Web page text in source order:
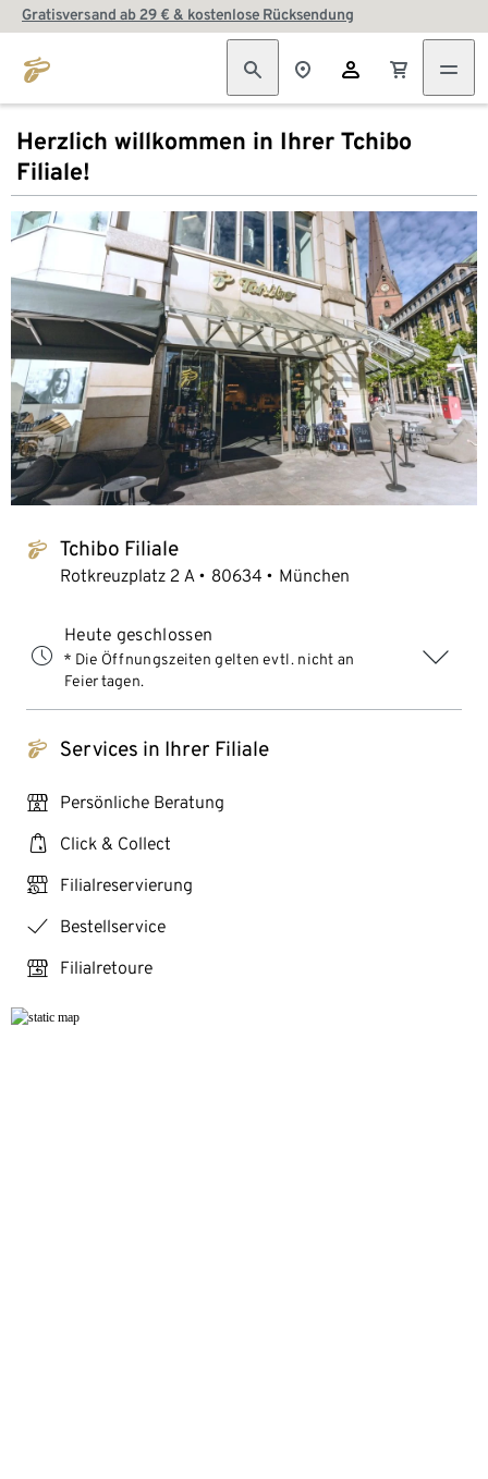
Gratisversand ab 29 € & kostenlose Rücksendung
Herzlich willkommen in Ihrer Tchibo
Filiale!
tchibo_logo Tchibo Filiale
Rotkreuzplatz 2 A 80634 München
Heute geschlossen
* Die Öffnungszeiten gelten evtl. nicht an
Feiertagen.
tchibo_logo Services in Ihrer Filiale
personal_services Persönliche Beratung
click_collect Click & Collect
click_reserve_store Filialreservierung
checkmark Bestellservice
store_return Filialretoure